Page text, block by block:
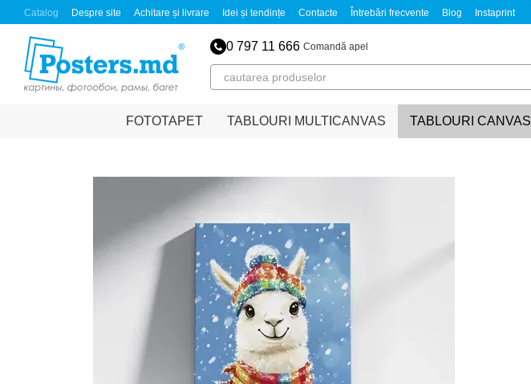
Mergi la conținutul principal
Catalog Despre site Achitare și livrare Idei și tendințe Contacte Întrebări frecvente Blog Instaprint
0 797 11 666 Comandă apel
FOTOTAPET TABLOURI MULTICANVAS TABLOURI CANVAS